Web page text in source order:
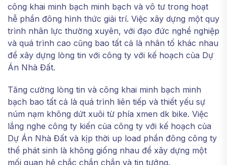
công khai minh bạch minh bạch và vô tư trong hoạt
hễ phần đông hình thức giải trí. Việc xây dựng một quy
trình nhân lực thường xuyên, với đạo đức nghề nghiệp
và quá trình cao cũng bao tất cả là nhân tố khác nhau
để xây dựng lòng tin với công ty với kế hoạch của Dự
Án Nhà Đất.
Tăng cường lòng tin và công khai minh bạch minh
bạch bao tất cả là quá trình liên tiếp và thiết yếu sự
núm nạm không dứt xuôi từ phía xmen dk bike. Việc
lắng nghe công ty kiến của công ty với kế hoạch của
Dự Án Nhà Đất và kịp thời up load phần đông công ty
thể phát sinh là không giống nhau để xây dựng một
mối quan hệ chắc chắn chắn và tin tưởng.